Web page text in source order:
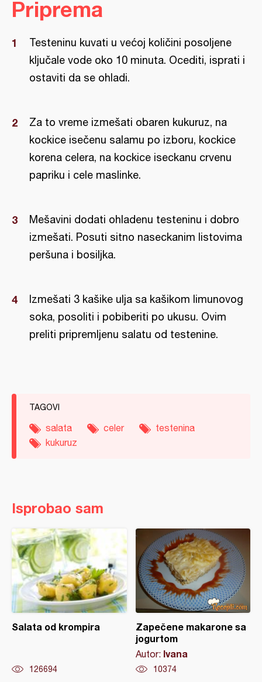
Priprema
Testeninu kuvati u većoj količini posoljene
ključale vode oko 10 minuta. Ocediti, isprati i
ostaviti da se ohladi.
Za to vreme izmešati obaren kukuruz, na
kockice isečenu salamu po izboru, kockice
korena celera, na kockice iseckanu crvenu
papriku i cele maslinke.
Mešavini dodati ohladenu testeninu i dobro
izmešati. Posuti sitno naseckanim listovima
peršuna i bosiljka.
Izmešati 3 kašike ulja sa kašikom limunovog
soka, posoliti i pobiberiti po ukusu. Ovim
preliti pripremljenu salatu od testenine.
TAGOVI
salata celer
testenina
kukuruz
Isprobao sam
Salata od krompira
126694
Zapečene makarone sa
jogurtom
Autor: Ivana
10374